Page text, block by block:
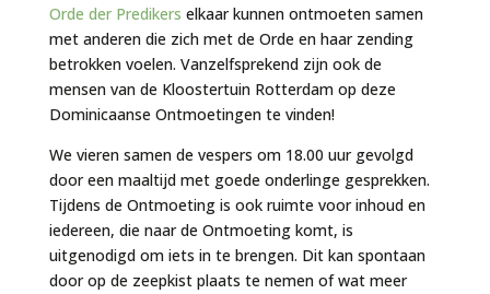
Orde der Predikers elkaar kunnen ontmoeten samen
met anderen die zich met de Orde en haar zending
betrokken voelen. Vanzelfsprekend zijn ook de
mensen van de Kloostertuin Rotterdam op deze
Dominicaanse Ontmoetingen te vinden!
We vieren samen de vespers om 18.00 uur gevolgd
door een maaltijd met goede onderlinge gesprekken.
Tijdens de Ontmoeting is ook ruimte voor inhoud en
iedereen, die naar de Ontmoeting komt, is
uitgenodigd om iets in te brengen. Dit kan spontaan
door op de zeepkist plaats te nemen of wat meer